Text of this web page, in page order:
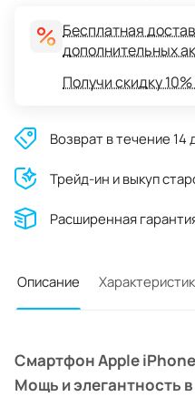
Бесплатная
дополнительных
Получи скидку
Возврат в течение 14
Трейд-ин и выкуп
Расширенная
Описание
Смартфон Apple iPhone
Мощь и элегантность